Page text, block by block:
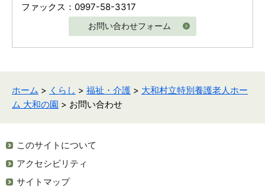
ファックス：0997-58-3317
お問い合わせフォーム
ホーム > くらし > 福祉・介護 > 大和村立特別養護老人ホー
ム 大和の園 > お問い合わせ
このサイトについて
アクセシビリティ
サイトマップ